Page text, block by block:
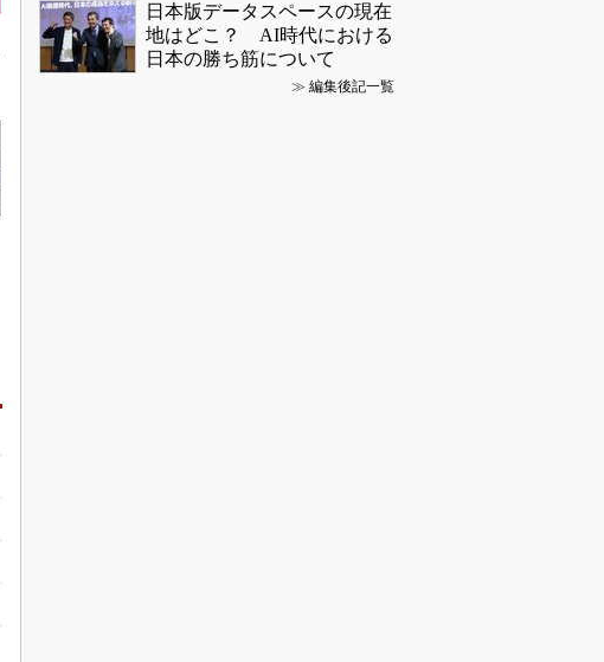
日本版データスペースの現在
地はどこ？ AI時代における
日本の勝ち筋について
≫ 編集後記一覧